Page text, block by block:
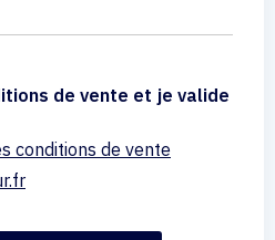
de vente et je valide
conditions de vente